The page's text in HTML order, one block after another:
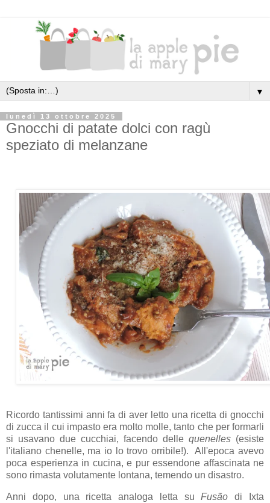
▼
lunedì 13 ottobre 2025
Gnocchi di patate dolci con ragù
speziato di melanzane
Ricordo tantissimi anni fa di aver letto una ricetta di gnocchi
di zucca il cui impasto era molto molle, tanto che per formarli
si usavano due cucchiai, facendo delle quenelles (esiste
l'italiano chenelle, ma io lo trovo orribile!). All'epoca avevo
poca esperienza in cucina, e pur essendone affascinata ne
sono rimasta volutamente lontana, temendo un disastro.
Anni dopo, una ricetta analoga letta suFusão di Ixta